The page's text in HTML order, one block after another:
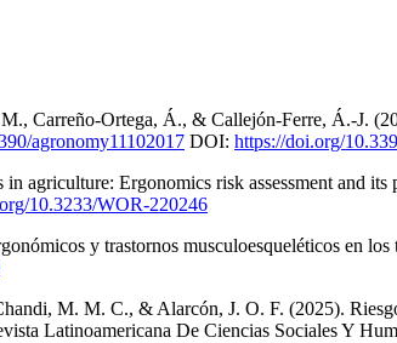
Carreño-Ortega, Á., & Callejón-Ferre, Á.-J.
agronomy11102017 DOI: https://doi.org/
agriculture: Ergonomics risk assessment and
10.3233/WOR-220246
y trastornos musculoesqueléticos en
M. M. C., & Alarcón, J. O. F. (2025).
Latinoamericana De Ciencias Sociales Y